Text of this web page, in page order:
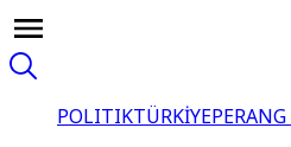
POLITIKTÜRKİYE